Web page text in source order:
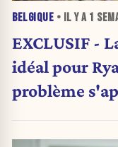
BELGIQUE • IL Y A 1
EXCLUSIF -
idéal pour
problème